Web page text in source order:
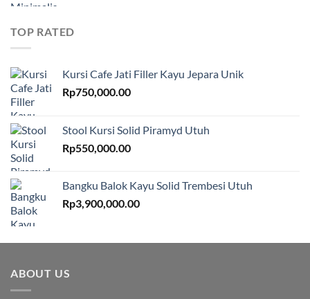
TOP RATED
Kursi Cafe Jati Filler Kayu Jepara Unik
Rp750,000.00
Stool Kursi Solid Piramyd Utuh
Rp550,000.00
Bangku Balok Kayu Solid Trembesi Utuh
Rp3,900,000.00
ABOUT US